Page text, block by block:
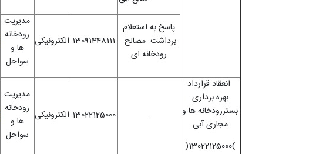
مدیریت
رودخانه
ها و
سواحل
الکترونیکی 13091448111
پاسخ به استعلام
برداشت مصالح
رودخانه ای
مدیریت
رودخانه
ها و
سواحل
الکترونیکی 13022125000 -
انعقاد قرارداد
بهره برداری
بستررودخانه ها و
مجاری آبی
)13022125000(